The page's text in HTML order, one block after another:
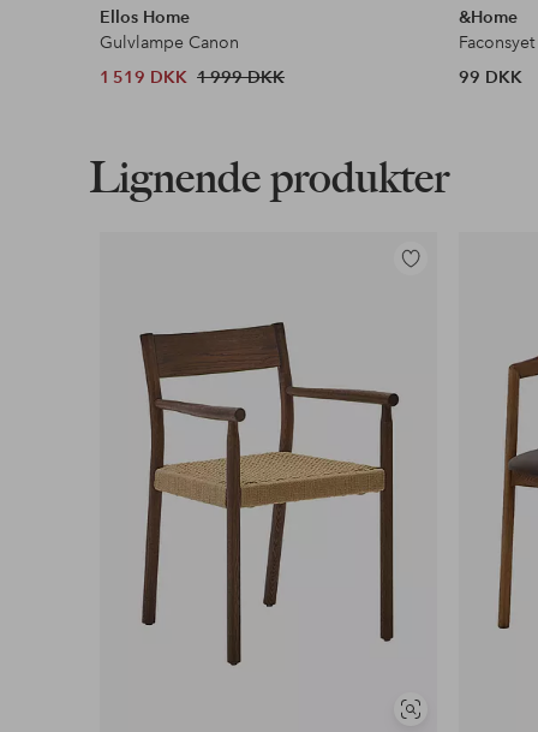
Ellos Home
Gulvlampe Canon
1 519 DKK 1 999 DKK
&Home
99 DKK
Lignende produkter
Se
Tilføj